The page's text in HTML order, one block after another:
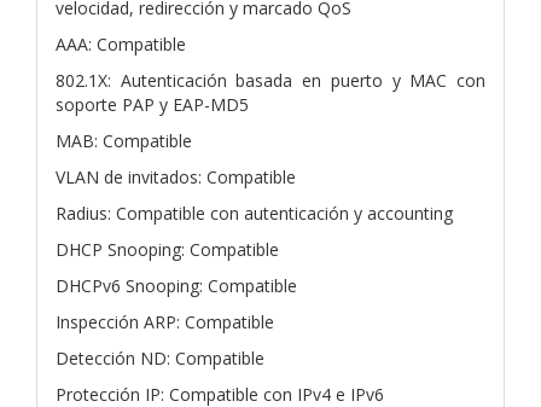
velocidad, redirección y marcado QoS
AAA: Compatible
802.1X: Autenticación basada en puerto y MAC con
soporte PAP y EAP-MD5
MAB: Compatible
VLAN de invitados: Compatible
Radius: Compatible con autenticación y accounting
DHCP Snooping: Compatible
DHCPv6 Snooping: Compatible
Inspección ARP: Compatible
Detección ND: Compatible
Protección IP: Compatible con IPv4 e IPv6